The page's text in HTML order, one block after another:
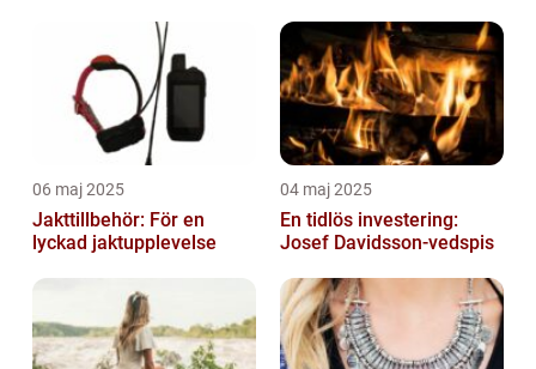
06 maj 2025
Jakttillbehör: För en
lyckad jaktupplevelse
04 maj 2025
En tidlös investering:
Josef Davidsson-vedspis